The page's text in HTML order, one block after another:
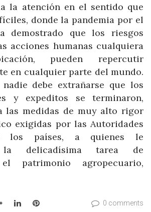
la atención en el sentido que
donde la pandemia por el
demostrado que los riesgos
acciones humanas cualquiera
pueden repercutir
en cualquier parte del mundo.
debe extrañarse que los
y expeditos se terminaron,
las medidas de muy alto rigor
exigidas por las Autoridades
los países, a quienes le
la delicadísima tarea de
el patrimonio agropecuario,
Google+LinkedInPinterest 0 comments